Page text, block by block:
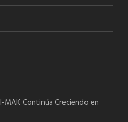
Continúa Creciendo en